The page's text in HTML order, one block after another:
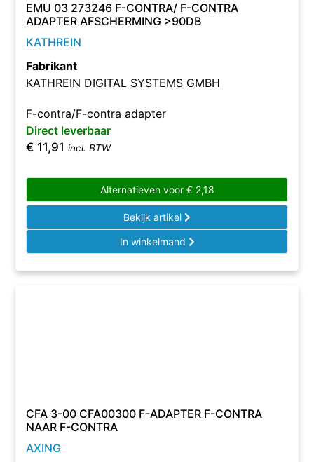
EMU 03 273246 F-CONTRA/ F-CONTRA
ADAPTER AFSCHERMING >90DB
KATHREIN
Fabrikant
KATHREIN DIGITAL SYSTEMS GMBH
F-contra/F-contra adapter
Direct leverbaar
€ 11,91 incl. BTW
Alternatieven voor €2,18
Bekijk artikel
In winkelmand
CFA 3-00 CFA00300 F-ADAPTER F-CONTRA
NAAR F-CONTRA
AXING